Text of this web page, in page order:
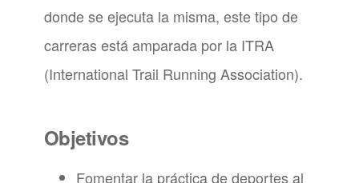
donde se ejecuta la misma, este tipo de
carreras está amparada por la ITRA
(International Trail Running Association).
Objetivos
Fomentar la práctica de deportes al